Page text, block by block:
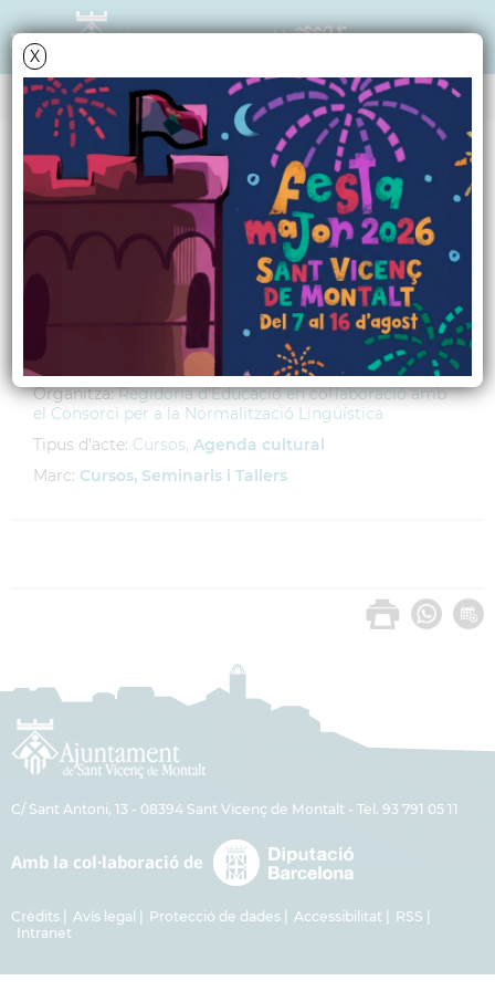
X
AGENDA
Dimecres4 novembre 2009
Curs de català
Centre Cívic El Gorg
Hora:
Organitza: Regidoria d'Educació en col·laboració amb
el Consorci per a la Normalització Lingüística
Tipus d'acte: Cursos, Agenda cultural
Marc: Cursos, Seminaris i Tallers
C/ Sant Antoni, 13 - 08394 Sant Vicenç de Montalt - Tel. 93 791 05 11
Crèdits Avís legal Protecció de dades Accessibilitat
RSS
Intranet